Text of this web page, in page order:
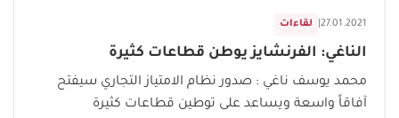
لقاءات 27.01.2021
الناغي: الفرنشايز يوطن قطاعات كثيرة
محمد يوسف ناغي : صدور نظام الامتياز التجاري سيفتح
آفاقاً واسعة ويساعد على توطين قطاعات كثيرة